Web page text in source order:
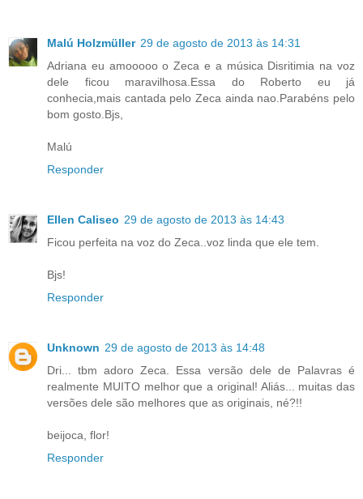
Malú Holzmüller 29 de agosto de 2013 às 14:31
Adriana eu amooooo o Zeca e a música Disritimia na voz
dele ficou maravilhosa.Essa do Roberto eu já
conhecia,mais cantada pelo Zeca ainda nao.Parabéns pelo
bom gosto.Bjs,
Malú
Responder
Ellen Caliseo 29 de agosto de 2013 às 14:43
Ficou perfeita na voz do Zeca..voz linda que ele tem.
Bjs!
Responder
Unknown 29 de agosto de 2013 às 14:48
Dri... tbm adoro Zeca. Essa versão dele de Palavras é
realmente MUITO melhor que a original! Aliás... muitas das
versões dele são melhores que as originais, né?!!
beijoca, flor!
Responder